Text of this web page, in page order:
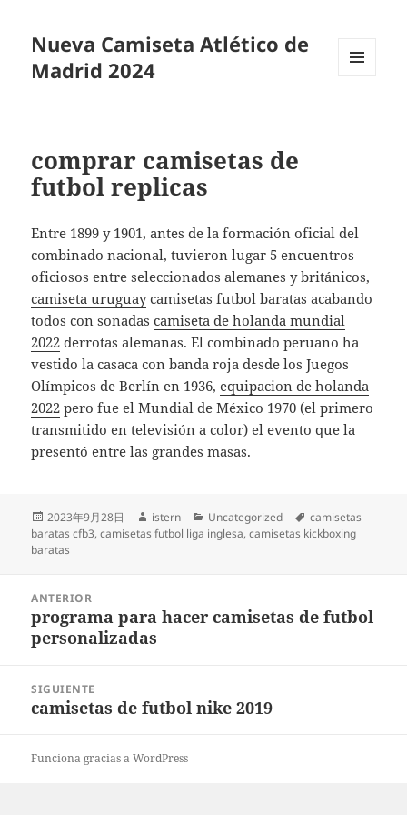
Nueva Camiseta Atlético de
Madrid 2024
comprar camisetas de
futbol replicas
Entre 1899 y 1901, antes de la formación oficial del
combinado nacional, tuvieron lugar 5 encuentros
oficiosos entre seleccionados alemanes y británicos,
camiseta uruguaycamisetas futbol baratas acabando
todos con sonadascamiseta de holanda mundial
2022 derrotas alemanas. El combinado peruano ha
vestido la casaca con banda roja desde los Juegos
Olímpicos de Berlín en 1936,equipacion de holanda
2022 pero fue el Mundial de México 1970 (el primero
transmitido en televisión a color) el evento que la
presentó entre las grandes masas.
Publicado
el
2023年9月28日 Autor
istern Categorías
Uncategorized Etiquetas
camisetas
baratas cfb3,camisetas futbol liga inglesa,camisetas kickboxing
baratas
entradas
ANTERIOR
Entrada
anterior:
programa para hacer camisetas de futbol
personalizadas
SIGUIENTE
Entrada
camisetas de futbol nike 2019
Funciona gracias a WordPress